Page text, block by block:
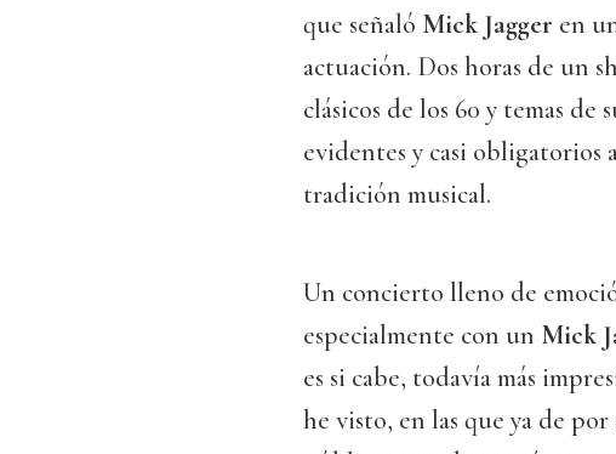
que señaló Mick Jagger en
actuación. Dos horas de un
clásicos de los 60 y temas de
evidentes y casi obligatorios
tradición musical.
Un concierto lleno de
especialmente con un Mick
es si cabe, todavía más
he visto, en las que ya de